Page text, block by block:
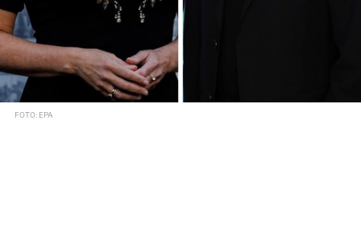
FOTO: EPA